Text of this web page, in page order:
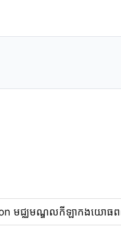
មជ្ឈមណ្ឌលកីឡាកងយោធព